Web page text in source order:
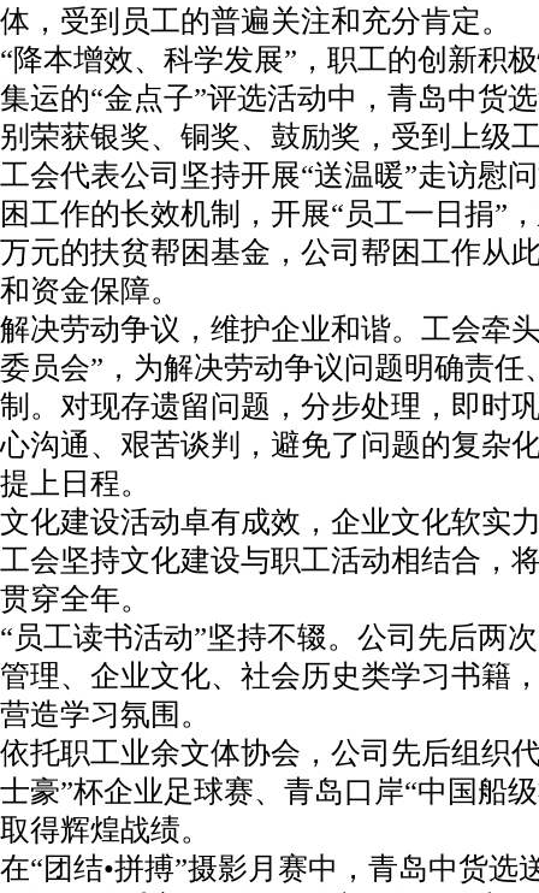
体，受到员工的普遍关注和充分肯定。
“降本增效、科学发展”，职工的创新积
集运的“金点子”评选活动中，青岛中货
别荣获银奖、铜奖、鼓励奖，受到上级
工会代表公司坚持开展“送温暖”走访慰
困工作的长效机制，开展“员工一日捐”
万元的扶贫帮困基金，公司帮困工作从
和资金保障。
解决劳动争议，维护企业和谐。工会牵
委员会”，为解决劳动争议问题明确责任
制。对现存遗留问题，分步处理，即时
心沟通、艰苦谈判，避免了问题的复杂
提上日程。
文化建设活动卓有成效，企业文化软实
工会坚持文化建设与职工活动相结合，
贯穿全年。
“员工读书活动”坚持不辍。公司先后两
管理、企业文化、社会历史类学习书籍
营造学习氛围。
依托职工业余文体协会，公司先后组织
士豪”杯企业足球赛、青岛口岸“中国船
取得辉煌战绩。
在“团结•拼搏”摄影月赛中，青岛中货选